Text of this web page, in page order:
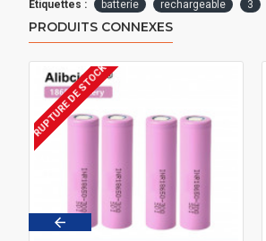
Etiquettes : batterie rechargeable 3
PRODUITS CONNEXES
RUPTURE DE STOCK